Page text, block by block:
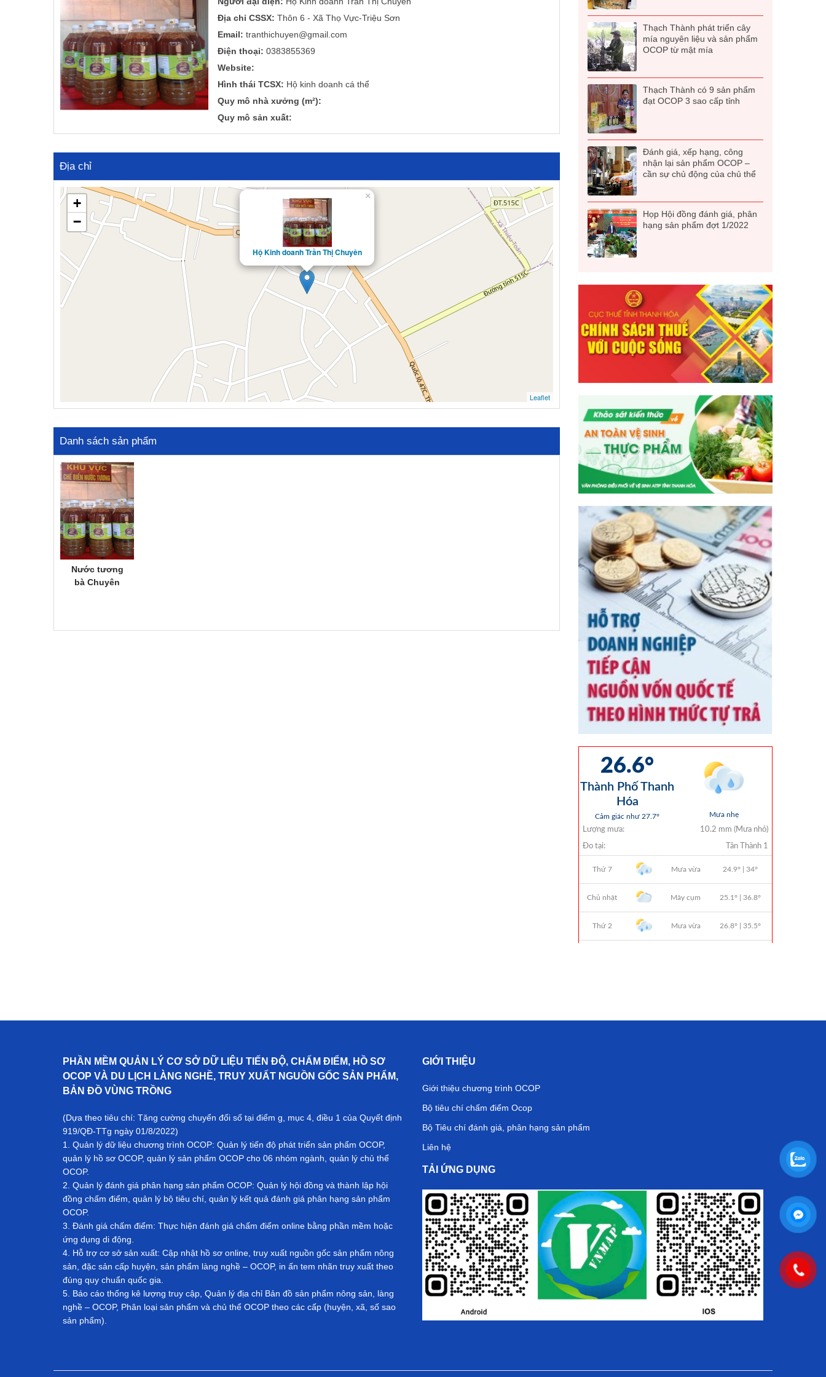
Địa chỉ CSSX: Thôn 6 - Xã Thọ Vực-Triệu Sơn
Email: tranthichuyen@gmail.com
Điện thoại: 0383855369
Website:
Hình thái TCSX: Hộ kinh doanh cá thể
Quy mô nhà xưởng (m²):
Quy mô sản xuất:
Địa chỉ
Hộ Kinh doanh Trần Thị Chuyên
×
+
−
Leaflet
Danh sách sản phẩm
Nước tương
bà Chuyên
Thạch Thành phát triển cây
mía nguyên liệu và sản phẩm
OCOP từ mật mía
Thạch Thành có 9 sản phẩm
đạt OCOP 3 sao cấp tỉnh
Đánh giá, xếp hạng, công
nhận lại sản phẩm OCOP –
cần sự chủ động của chủ thể
Họp Hội đồng đánh giá, phân
hạng sản phẩm đợt 1/2022
PHẦN MỀM QUẢN LÝ CƠ SỞ DỮ LIỆU TIẾN ĐỘ, CHẤM ĐIỂM, HỒ SƠ
OCOP VÀ DU LỊCH LÀNG NGHỀ, TRUY XUẤT NGUỒN GỐC SẢN PHẨM,
BẢN ĐỒ VÙNG TRỒNG
(Dựa theo tiêu chí: Tăng cường chuyển đổi số tại điểm g, mục 4, điều 1 của Quyết định
919/QĐ-TTg ngày 01/8/2022)
1. Quản lý dữ liệu chương trình OCOP: Quản lý tiến độ phát triển sản phẩm OCOP,
quản lý hồ sơ OCOP, quản lý sản phẩm OCOP cho 06 nhóm ngành, quản lý chủ thể
OCOP.
2. Quản lý đánh giá phân hạng sản phẩm OCOP: Quản lý hội đồng và thành lập hội
đồng chấm điểm, quản lý bộ tiêu chí, quản lý kết quả đánh giá phân hạng sản phẩm
OCOP.
3. Đánh giá chấm điểm: Thực hiện đánh giá chấm điểm online bằng phần mềm hoặc
ứng dụng di động.
4. Hỗ trợ cơ sở sản xuất: Cập nhật hồ sơ online, truy xuất nguồn gốc sản phẩm nông
sản, đặc sản cấp huyện, sản phẩm làng nghề – OCOP, in ấn tem nhãn truy xuất theo
đúng quy chuẩn quốc gia.
5. Báo cáo thống kê lượng truy cập, Quản lý địa chỉ Bản đồ sản phẩm nông sản, làng
nghề – OCOP, Phân loại sản phẩm và chủ thể OCOP theo các cấp (huyện, xã, số sao
sản phẩm).
GIỚI THIỆU
Giới thiệu chương trình OCOP
Bộ tiêu chí chấm điểm Ocop
Bộ Tiêu chí đánh giá, phân hạng sản phẩm
Liên hệ
TẢI ỨNG DỤNG